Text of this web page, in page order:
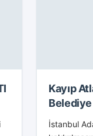
Kayıp
Belediye
Keskin
İstanbul